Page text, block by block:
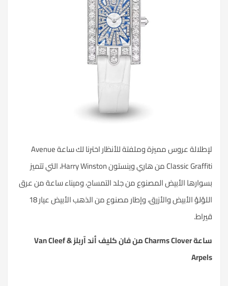
لإطلالة عروس مميزة وملفتة للأنظار اخترنا لك ساعة Avenue
Classic Graffiti من هاري وينستون Harry Winston، التي تتميز
بسوارها الأبيض المصنوع من جلد التمساح، وميناء ساعة من عرق
اللؤلؤ الأبيض والأزرق، وإطار مصنوع من الذهب الأبيض عيار 18
قيراط.
ساعة Charms Clover من فان كليف أند آربلز Van Cleef &
Arpels